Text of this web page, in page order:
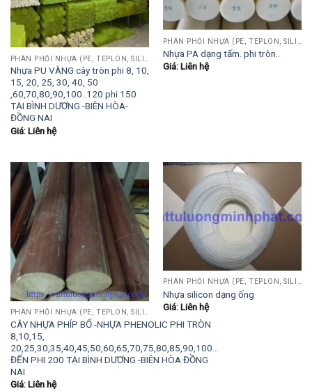
Nhựa PU VÀNG cây tròn phi 8, 10,
15, 20, 25, 30, 40, 50
,60,70,80,90,100..120 phi 150
TẠI BÌNH DƯƠNG -BIÊN HÒA-
ĐỒNG NAI
Giá: Liên hệ
Nhựa PA dạng tấm. phi tròn..
Giá: Liên hệ
PHÂN PHỐI NHỰA (PE, TEPLON, SILICON, PHÍP CÁCH ĐIỆN, POM...)
CÂY NHỰA PHÍP BỐ -NHỰA PHENOLIC PHI TRÒN
8,10,15,
20,25,30,35,40,45,50,60,65,70,75,80,85,90,100…
ĐẾN PHI 200 TẠI BÌNH DƯƠNG -BIÊN HÒA ĐỒNG
NAI
Giá: Liên hệ
PHÂN PHỐI NHỰA (PE, TEPLON, SILICON, PHÍP CÁCH ĐIỆN, POM...)
Nhựa silicon dạng ống
Giá: Liên hệ